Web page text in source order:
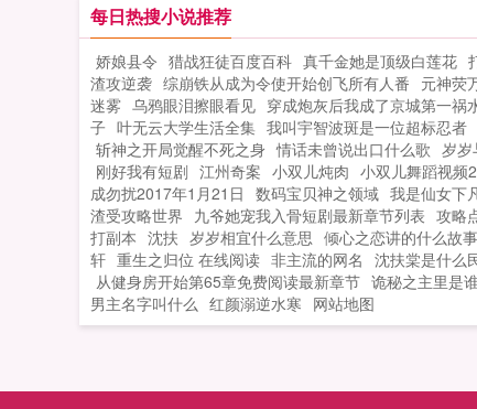
许，你别想逃开。他把她压倒在沙发上
她骑在他的身上，你欠我的，用你的
来还，这辈子，下辈子，生生世世。
每日热搜小说推荐
娇娘县令 猎战狂徒百度百科 真千金她是顶级白莲花
渣攻逆袭 综崩铁从成为令使开始创飞所有人番 元神荧
迷雾 乌鸦眼泪擦眼看见 穿成炮灰后我成了京城第一祸
子 叶无云大学生活全集 我叫宇智波斑是一位超标忍者
斩神之开局觉醒不死之身 情话未曾说出口什么歌 岁岁
刚好我有短剧 江州奇案 小双儿炖肉 小双儿舞蹈视频
成勿扰2017年1月21日 数码宝贝神之领域 我是仙女下
渣受攻略世界 九爷她宠我入骨短剧最新章节列表 攻略
打副本 沈扶 岁岁相宜什么意思 倾心之恋讲的什么故事
轩 重生之归位 在线阅读 非主流的网名 沈扶棠是什么
从健身房开始第65章免费阅读最新章节 诡秘之主里是
男主名字叫什么 红颜溺逆水寒 网站地图